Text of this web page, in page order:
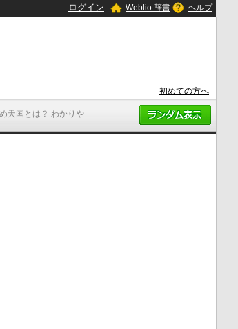
天国とは？ わかりや
ログイン Weblio 辞書 ヘルプ
初めての方へ